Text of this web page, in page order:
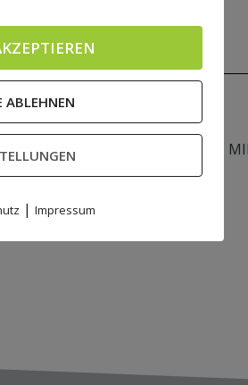
ABLEHNEN
| Impressum